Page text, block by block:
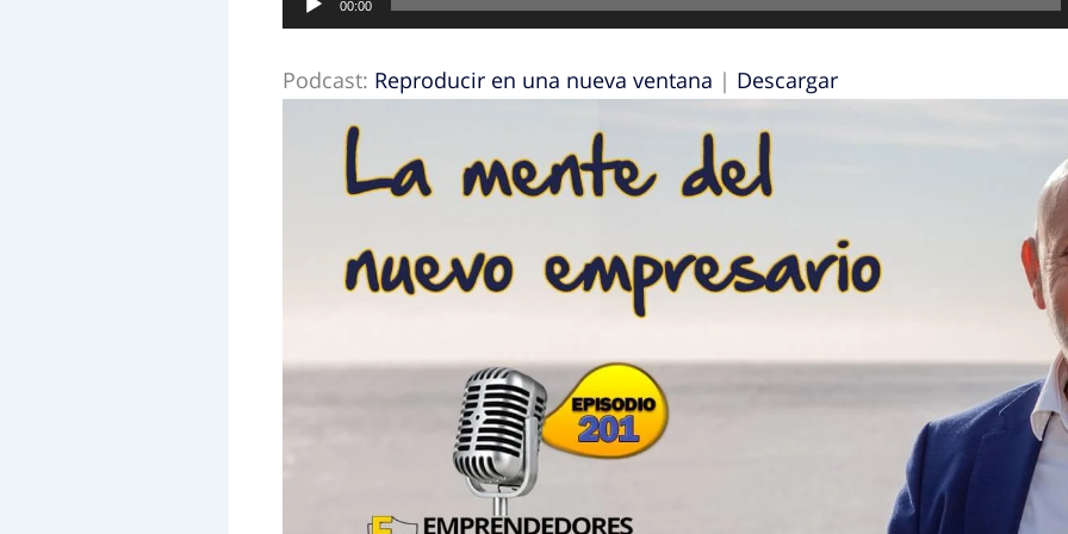
de
audio
00:00
Podcast: Reproducir en una nueva ventana | Descargar